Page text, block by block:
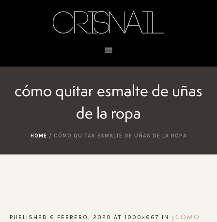
cómo quitar esmalte de uñas
de la ropa
HOME / CÓMO QUITAR ESMALTE DE UÑAS DE LA ROPA
PUBLISHED 6 FEBRERO, 2020 AT 1000×667 IN
¿CÓMO